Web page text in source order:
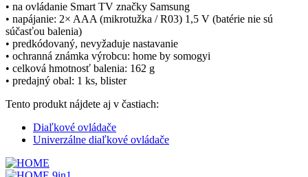
• na ovládanie Smart TV značky Samsung
• napájanie: 2× AAA (mikrotužka / R03) 1,5 V (batérie nie sú
súčasťou balenia)
• predkódovaný, nevyžaduje nastavanie
• ochranná známka výrobcu: home by somogyi
• celková hmotnosť balenia: 162 g
• predajný obal: 1 ks, blister
Tento produkt nájdete aj v častiach:
Diaľkové ovládače
Univerzálne diaľkové ovládače